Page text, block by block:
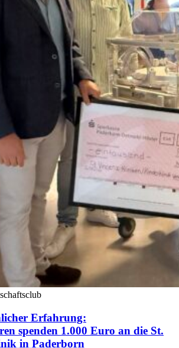
Erfahrung:
spenden 1.000 Euro an die St.
in Paderborn